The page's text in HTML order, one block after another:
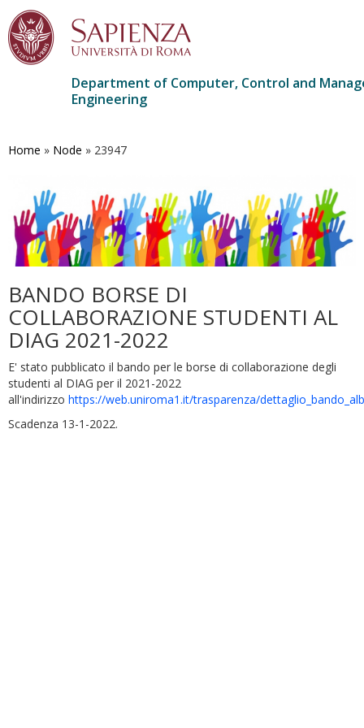
main
Department of Computer, Control and
Engineering
Home » Node » 23947
BANDO BORSE DI
COLLABORAZIONE STUDENTI AL
DIAG 2021-2022
E' stato pubblicato il bando per le borse di collaborazione degli
studenti al DIAG per il 2021-2022
all'indirizzo https://web.uniroma1.it/trasparenza/
Scadenza 13-1-2022.